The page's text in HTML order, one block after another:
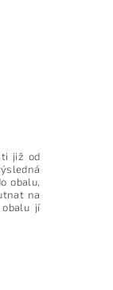
již od
obalu,
na
jí